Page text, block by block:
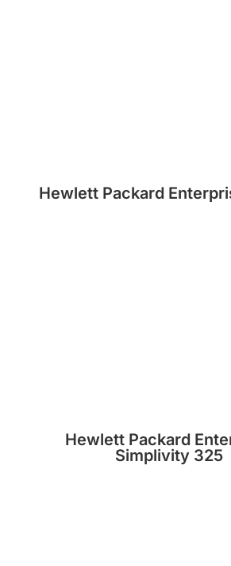
Hewlett Packard
Hewlett Packard
Simplivity 325